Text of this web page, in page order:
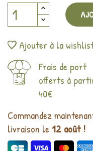
Ajouter à la
Frais de port
offerts à
40€
Commandez
livraison le12 août !